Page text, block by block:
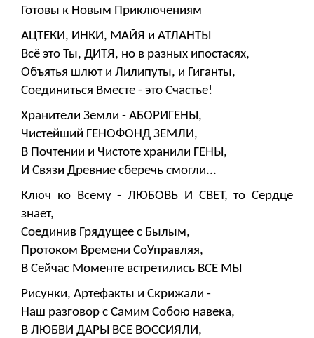
Готовы к Новым Приключениям
АЦТЕКИ, ИНКИ, МАЙЯ и АТЛАНТЫ
Всё это Ты, ДИТЯ, но в разных ипостасях,
Объятья шлют и Лилипуты, и Гиганты,
Соединиться Вместе - это Счастье!
Хранители Земли - АБОРИГЕНЫ,
Чистейший ГЕНОФОНД ЗЕМЛИ,
В Почтении и Чистоте хранили ГЕНЫ,
И Связи Древние сберечь смогли...
Ключ ко Всему - ЛЮБОВЬ И СВЕТ, то Сердце
знает,
Соединив Грядущее с Былым,
Протоком Времени СоУправляя,
В Сейчас Моменте встретились ВСЕ МЫ
Рисунки, Артефакты и Скрижали -
Наш разговор с Самим Собою навека,
В ЛЮБВИ ДАРЫ ВСЕ ВОССИЯЛИ,